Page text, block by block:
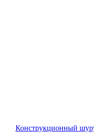
Конструкционный